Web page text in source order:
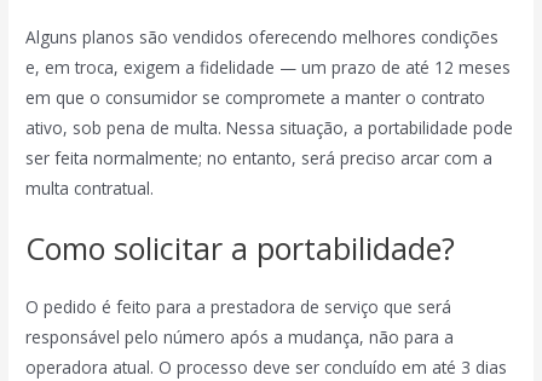
Alguns planos são vendidos oferecendo melhores condições
e, em troca, exigem a fidelidade — um prazo de até 12 meses
em que o consumidor se compromete a manter o contrato
ativo, sob pena de multa. Nessa situação, a portabilidade pode
ser feita normalmente; no entanto, será preciso arcar com a
multa contratual.
Como solicitar a portabilidade?
O pedido é feito para a prestadora de serviço que será
responsável pelo número após a mudança, não para a
operadora atual. O processo deve ser concluído em até 3 dias